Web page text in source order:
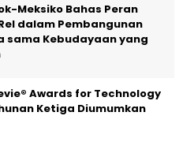
Meksiko Bahas Peran
dalam Pembangunan
sama Kebudayaan yang
Awards for Technology
Ketiga Diumumkan